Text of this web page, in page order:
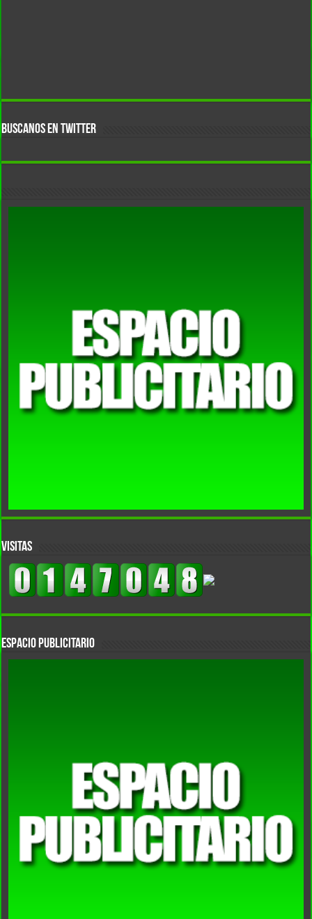
BUSCANOS EN TWITTER
VISITAS
Espacio Publicitario